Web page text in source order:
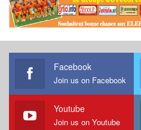
Facebook
Join us on Facebook
Youtube
Join us on Youtube